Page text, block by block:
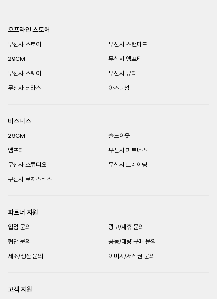
오프라인 스토어
무신사 스토어
무신사 스탠다드
29CM
무신사 엠프티
무신사 스퀘어
무신사 뷰티
무신사 테라스
아즈니섬
비즈니스
29CM
솔드아웃
엠프티
무신사 파트너스
무신사 스튜디오
무신사 트레이딩
무신사 로지스틱스
파트너 지원
입점 문의
광고/제휴 문의
협찬 문의
공동/대량 구매 문의
제조/생산 문의
이미지/저작권 문의
고객 지원